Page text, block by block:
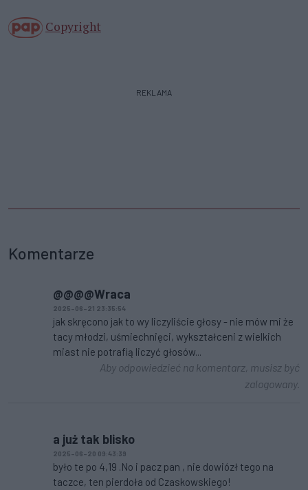
Copyright
REKLAMA
Komentarze
@@@@Wraca
2025-06-21 23:35:54
jak skręcono jak to wy liczyliście głosy - nie mów mi że
tacy młodzi, uśmiechnięci, wykształceni z wielkich
miast nie potrafią liczyć głosów...
Aby odpowiedzieć na komentarz, musisz być
zalogowany.
a już tak blisko
2025-06-20 09:43:39
było te po 4,19 .No i pacz pan , nie dowiózł tego na
taczce, ten pierdoła od Czaskowskiego!